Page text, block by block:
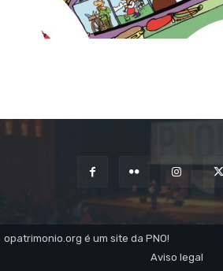
opatrimonio.org é um site da PNO!
Aviso legal